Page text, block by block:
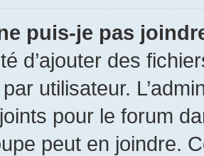
puis-je pas
d’ajouter des
utilisateur.
pour le forum
peut en joindre.